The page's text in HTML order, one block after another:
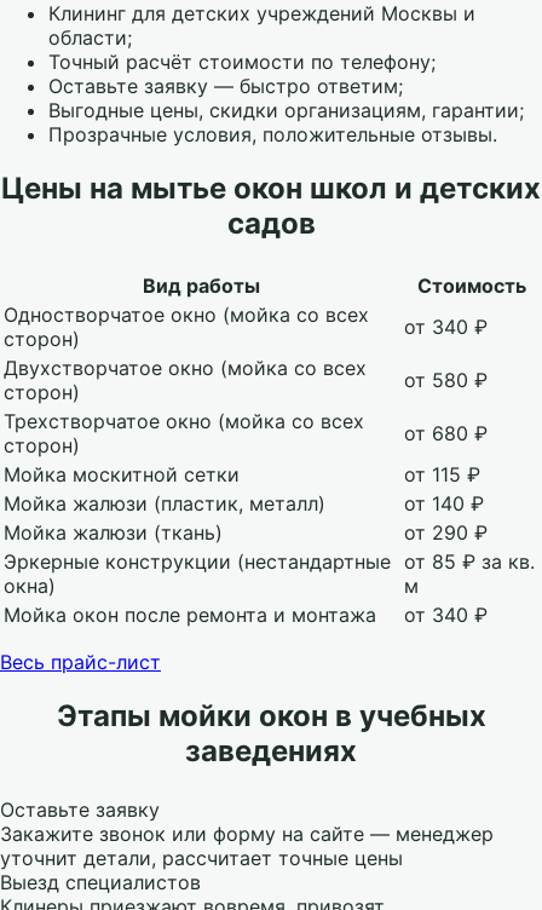
Клининг для детских учреждений Москвы и
области;
Точный расчёт стоимости по телефону;
Оставьте заявку — быстро ответим;
Выгодные цены, скидки организациям, гарантии;
Прозрачные условия, положительные отзывы.
Цены на мытье окон школ и детских
садов
Вид работы
Стоимость
Одностворчатое окно (мойка со всех
сторон)
от 340 ₽
Двухстворчатое окно (мойка со всех
сторон)
от 580 ₽
Трехстворчатое окно (мойка со всех
сторон)
от 680 ₽
Мойка москитной сетки
от 115 ₽
Мойка жалюзи (пластик, металл)
от 140 ₽
Мойка жалюзи (ткань)
от 290 ₽
Эркерные конструкции (нестандартные
окна)
от 85 ₽ за кв.
м
Мойка окон после ремонта и монтажа
от 340 ₽
Весь прайс-лист
Этапы мойки окон в учебных
заведениях
Оставьте заявку
Закажите звонок или форму на сайте — менеджер
уточнит детали, рассчитает точные цены
Выезд специалистов